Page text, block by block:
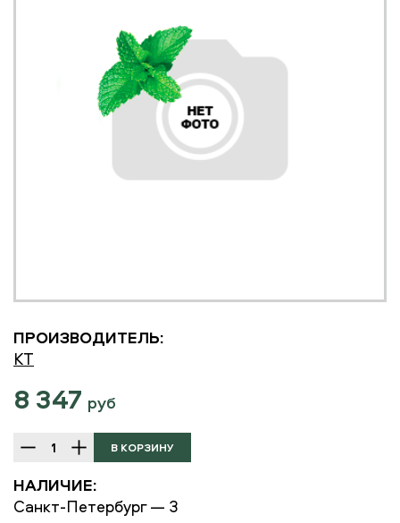
ПРОИЗВОДИТЕЛЬ:
KT
8 347 руб
НАЛИЧИЕ:
Санкт-Петербург — 3